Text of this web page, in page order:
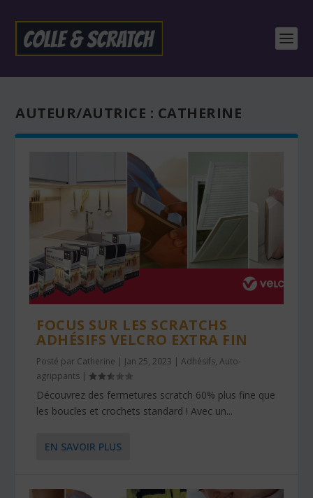
AUTEUR/AUTRICE : CATHERINE
FOCUS SUR LES SCRATCHS
ADHÉSIFS VELCRO EXTRA FIN
Posté par Catherine | Jan 25, 2023 |Adhésifs,Auto-
agrippants |
Découvrez des fermetures scratch 60% plus fine que
les boucles et crochets standard ! Avec un...
EN SAVOIR PLUS